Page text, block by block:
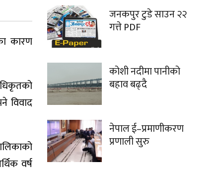
कारण
विवाद
वर्ष
जनकपुर टुडे साउन २२
गत्ते PDF
कोशी नदीमा पानीको
बहाव बढ्दै
नेपाल ई–प्रमाणीकरण
प्रणाली सुरु